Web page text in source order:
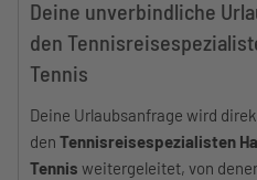
Deine unverbindliche
den
Tennis
Deine Urlaubsanfrage wird
den Tennisreisespezialisten
Tennis weitergeleitet, von